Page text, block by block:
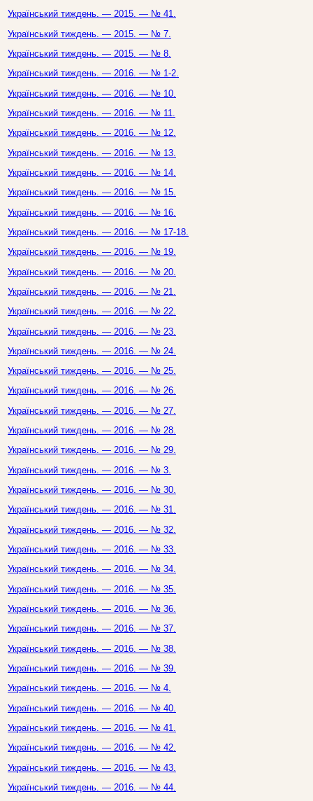
Український тиждень. — 2015. — № 41.
Український тиждень. — 2015. — № 7.
Український тиждень. — 2015. — № 8.
Український тиждень. — 2016. — № 1-2.
Український тиждень. — 2016. — № 10.
Український тиждень. — 2016. — № 11.
Український тиждень. — 2016. — № 12.
Український тиждень. — 2016. — № 13.
Український тиждень. — 2016. — № 14.
Український тиждень. — 2016. — № 15.
Український тиждень. — 2016. — № 16.
Український тиждень. — 2016. — № 17-18.
Український тиждень. — 2016. — № 19.
Український тиждень. — 2016. — № 20.
Український тиждень. — 2016. — № 21.
Український тиждень. — 2016. — № 22.
Український тиждень. — 2016. — № 23.
Український тиждень. — 2016. — № 24.
Український тиждень. — 2016. — № 25.
Український тиждень. — 2016. — № 26.
Український тиждень. — 2016. — № 27.
Український тиждень. — 2016. — № 28.
Український тиждень. — 2016. — № 29.
Український тиждень. — 2016. — № 3.
Український тиждень. — 2016. — № 30.
Український тиждень. — 2016. — № 31.
Український тиждень. — 2016. — № 32.
Український тиждень. — 2016. — № 33.
Український тиждень. — 2016. — № 34.
Український тиждень. — 2016. — № 35.
Український тиждень. — 2016. — № 36.
Український тиждень. — 2016. — № 37.
Український тиждень. — 2016. — № 38.
Український тиждень. — 2016. — № 39.
Український тиждень. — 2016. — № 4.
Український тиждень. — 2016. — № 40.
Український тиждень. — 2016. — № 41.
Український тиждень. — 2016. — № 42.
Український тиждень. — 2016. — № 43.
Український тиждень. — 2016. — № 44.